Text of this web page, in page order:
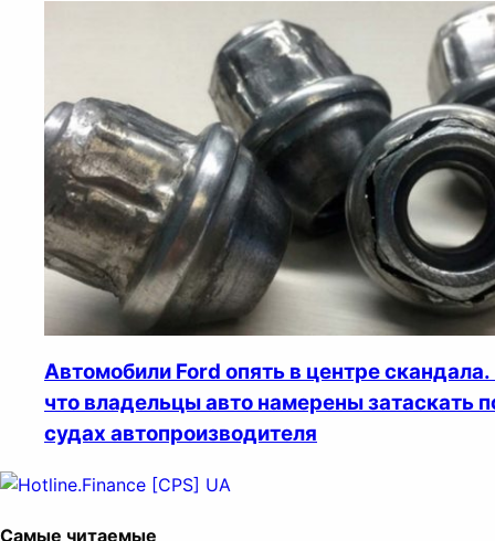
Автомобили Ford опять в центре скандала.
что владельцы авто намерены затаскать
судах автопроизводителя
Самые читаемые